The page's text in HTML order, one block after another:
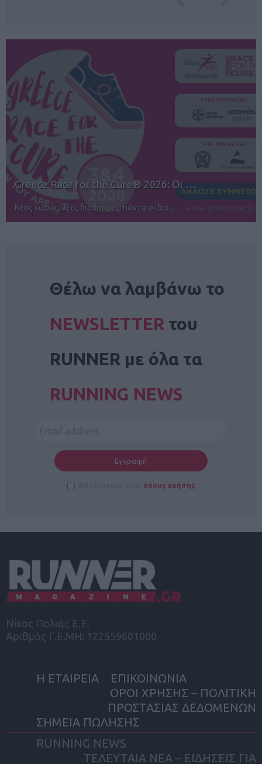
12ος TUI Rhodes Marathon: Άνοιγμα ε…
Αγώνες για όλους στην Ρόδο
Θέλω να λαμβάνω το
NEWSLETTER του
RUNNER με όλα τα
RUNNING NEWS
όρους χρήσης
Νίκος Πολιάς Ε.Ε.
Αριθμός Γ.Ε.ΜΗ: 122559601000
Η ΕΤΑΙΡΕΙΑ
ΕΠΙΚΟΙΝΩΝΙΑ
ΟΡΟΙ ΧΡΗΣΗΣ – ΠΟΛΙΤΙΚΗ
ΠΡΟΣΤΑΣΙΑΣ ΔΕΔΟΜΕΝΩΝ
ΣΗΜΕΙΑ ΠΩΛΗΣΗΣ
RUNNING NEWS
ΤΕΛΕΥΤΑΙΑ ΝΕΑ – ΕΙΔΗΣΕΙΣ ΓΙΑ